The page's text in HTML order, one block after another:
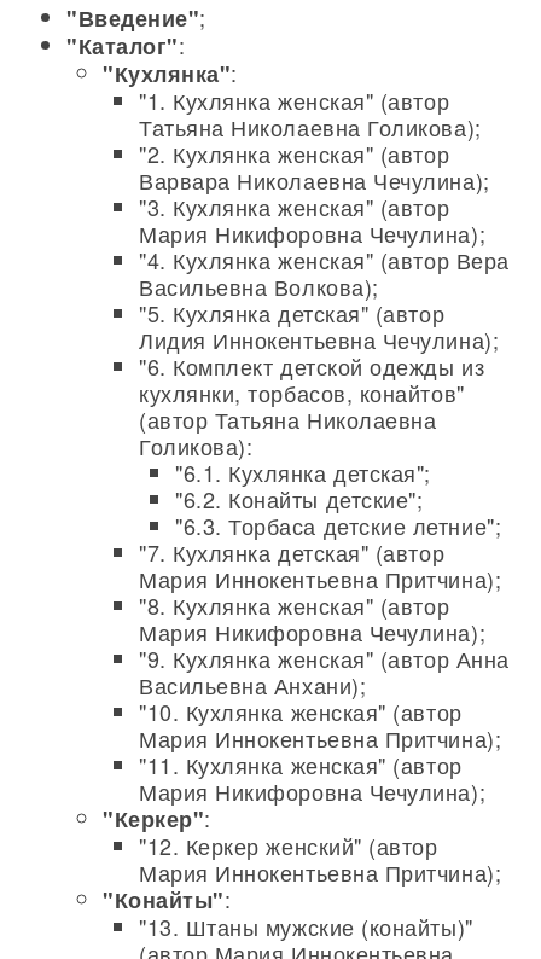
"Введение";
"Каталог":
"Кухлянка":
"1. Кухлянка женская" (автор
Татьяна Николаевна Голикова);
"2. Кухлянка женская" (автор
Варвара Николаевна Чечулина);
"3. Кухлянка женская" (автор
Мария Никифоровна Чечулина);
"4. Кухлянка женская" (автор Вера
Васильевна Волкова);
"5. Кухлянка детская" (автор
Лидия Иннокентьевна Чечулина);
"6. Комплект детской одежды из
кухлянки, торбасов, конайтов"
(автор Татьяна Николаевна
Голикова):
"6.1. Кухлянка детская";
"6.2. Конайты детские";
"6.3. Торбаса детские летние";
"7. Кухлянка детская" (автор
Мария Иннокентьевна Притчина);
"8. Кухлянка женская" (автор
Мария Никифоровна Чечулина);
"9. Кухлянка женская" (автор Анна
Васильевна Анхани);
"10. Кухлянка женская" (автор
Мария Иннокентьевна Притчина);
"11. Кухлянка женская" (автор
Мария Никифоровна Чечулина);
"Керкер":
"12. Керкер женский" (автор
Мария Иннокентьевна Притчина);
"Конайты":
"13. Штаны мужские (конайты)"